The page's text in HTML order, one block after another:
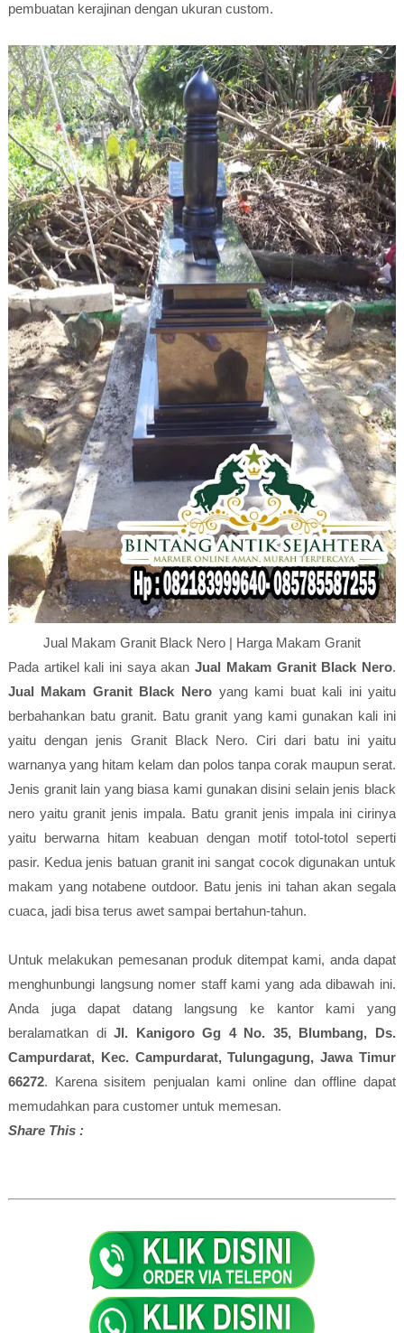
pembuatan kerajinan dengan ukuran custom.
Jual Makam Granit Black Nero | Harga Makam Granit
Pada artikel kali ini saya akanJual Makam Granit Black Nero.
Jual Makam Granit Black Nero yang kami buat kali ini yaitu
berbahankan batu granit. Batu granit yang kami gunakan kali ini
yaitu dengan jenis Granit Black Nero. Ciri dari batu ini yaitu
warnanya yang hitam kelam dan polos tanpa corak maupun serat.
Jenis granit lain yang biasa kami gunakan disini selain jenis black
nero yaitu granit jenis impala. Batu granit jenis impala ini cirinya
yaitu berwarna hitam keabuan dengan motif totol-totol seperti
pasir. Kedua jenis batuan granit ini sangat cocok digunakan untuk
makam yang notabene outdoor. Batu jenis ini tahan akan segala
cuaca, jadi bisa terus awet sampai bertahun-tahun.
Untuk melakukan pemesanan produk ditempat kami, anda dapat
menghunbungi langsung nomer staff kami yang ada dibawah ini.
Anda juga dapat datang langsung ke kantor kami yang
beralamatkan diJl. Kanigoro Gg 4 No. 35, Blumbang, Ds.
Campurdarat, Kec. Campurdarat, Tulungagung, Jawa Timur
66272. Karena sisitem penjualan kami online dan offline dapat
memudahkan para customer untuk memesan.
Share This :